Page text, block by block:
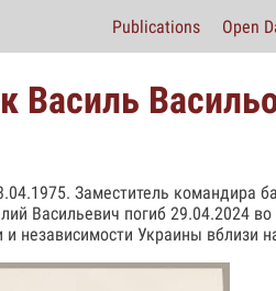
Publications Open
Василь
Заместитель командира
Васильевич погиб 29.04.2024
и независимости Украины вблизи